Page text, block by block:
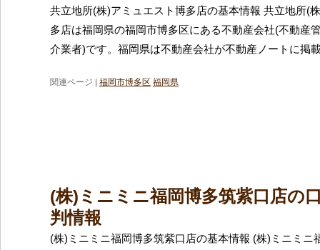
共立地所(株)アミュエスト博多店の基本情報 共立地所(
多店は福岡県の福岡市博多区にある不動産会社(不動産
介業者)です。福岡県は不動産会社が不動産ノートに掲
関連ページ | 福岡市博多区 福岡県
(株)ミニミニ福岡博多筑紫口店の
判情報
(株)ミニミニ福岡博多筑紫口店の基本情報 (株)ミニミニ